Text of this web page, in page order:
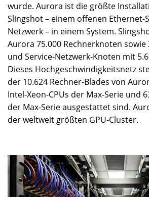
wurde. Aurora ist die größte
Slingshot – einem offenen
Netzwerk – in einem System.
Aurora 75.000 Rechnerknoten sowie
und Service-Netzwerk-Knoten mit
Dieses Hochgeschwindigkeitsnetz
der 10.624 Rechner-Blades von
Intel-Xeon-CPUs der Max-Serie und
der Max-Serie ausgestattet sind.
der weltweit größten GPU-Cluster.